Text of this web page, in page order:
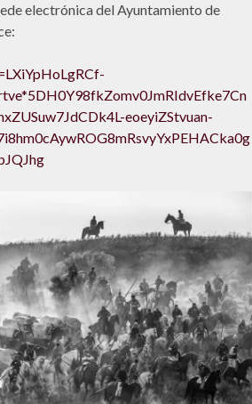
electrónica del Ayuntamiento de
eoeyiZStvuan-